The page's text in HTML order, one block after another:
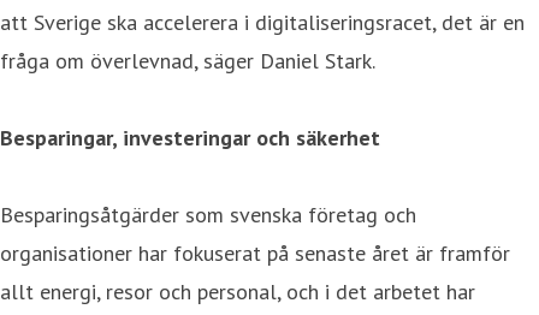
att Sverige ska accelerera i digitaliseringsracet, det är en
fråga om överlevnad, säger Daniel Stark.
Besparingar, investeringar och säkerhet
Besparingsåtgärder som svenska företag och
organisationer har fokuserat på senaste året är framför
allt energi, resor och personal, och i det arbetet har